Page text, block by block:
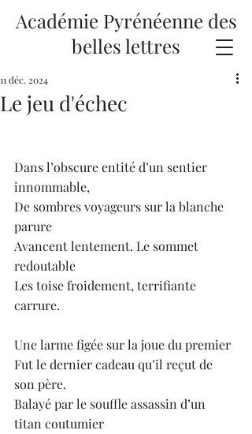
Académie Pyrénéenne des
belles lettres
Le jeu d'échec
11 déc. 2024
Dans l’obscure entité d’un sentier
innommable,
De sombres voyageurs sur la blanche
parure
Avancent lentement. Le sommet
redoutable
Les toise froidement, terrifiante
carrure.
Une larme figée sur la joue du premier
Fut le dernier cadeau qu’il reçut de
son père.
Balayé par le souffle assassin d’un
titan coutumier